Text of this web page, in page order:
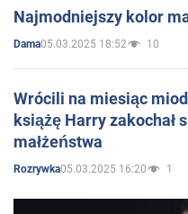
Najmodniejszy kolor
Dama05.03.2025 18:52 10
Wrócili na miesiąc
książę Harry zakochał
małżeństwa
Rozrywka05.03.2025 16:20 1